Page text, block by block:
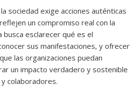
sociedad exige acciones auténticas
un compromiso real con la
busca esclarecer qué es el
sus manifestaciones, y ofrecer
las organizaciones puedan
un impacto verdadero y sostenible
colaboradores.